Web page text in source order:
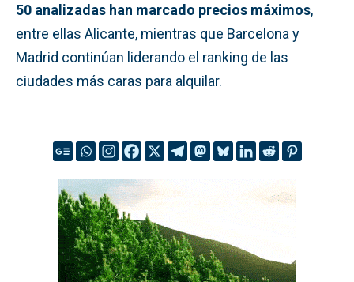
50 analizadas han marcado precios máximos,
entre ellas Alicante, mientras que Barcelona y
Madrid continúan liderando el ranking de las
ciudades más caras para alquilar.